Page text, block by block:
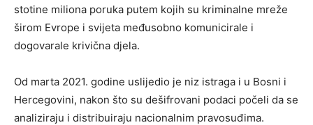
stotine miliona poruka putem kojih su kriminalne mreže
širom Evrope i svijeta međusobno komunicirale i
dogovarale krivična djela.
Od marta 2021. godine uslijedio je niz istraga i u Bosni i
Hercegovini, nakon što su dešifrovani podaci počeli da se
analiziraju i distribuiraju nacionalnim pravosuđima.